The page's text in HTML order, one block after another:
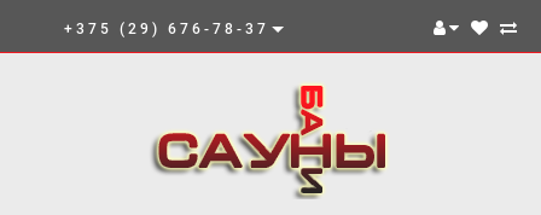
+375 (29) 676-78-37